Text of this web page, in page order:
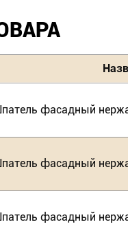
фасадный
фасадный
фасадный